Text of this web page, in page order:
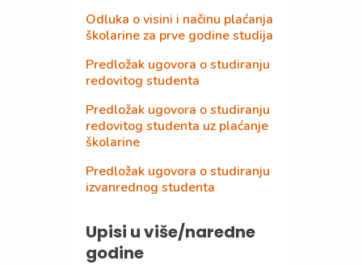
Odluka o visini i načinu plaćanja
školarine za prve godine studija
Predložak ugovora o studiranju
redovitog studenta
Predložak ugovora o studiranju
redovitog studenta uz plaćanje
školarine
Predložak ugovora o studiranju
izvanrednog studenta
Upisi u više/naredne
godine